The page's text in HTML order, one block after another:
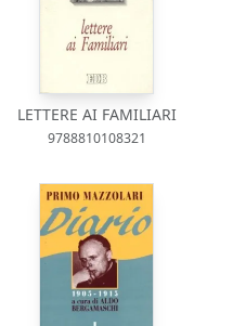
LETTERE AI FAMILIARI
9788810108321